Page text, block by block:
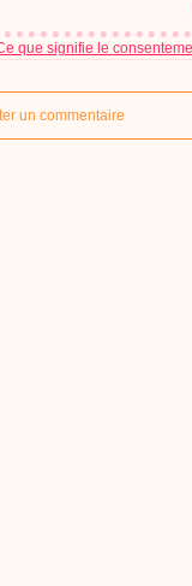
que signifie le
un commentaire